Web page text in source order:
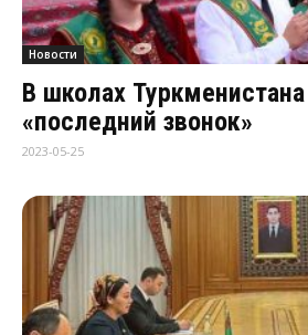
Новости
В школах
«последний звонок»
2023-05-25